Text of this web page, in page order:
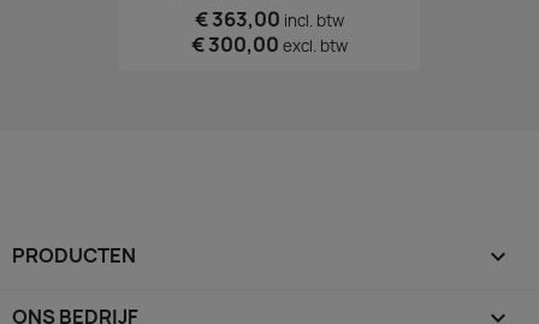
€ 363,00 incl. btw
€ 300,00 excl. btw
PRODUCTEN 
ONS BEDRIJF 